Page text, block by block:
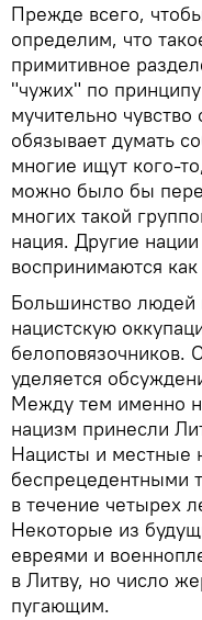
Прежде всего,
определим, что
примитивное
"чужих" по
мучительно
обязывает думать
многие ищут кого-
можно было бы
многих такой
нация. Другие
воспринимаются
Большинство людей
нацистскую
белоповязочников.
уделяется
Между тем именно
нацизм принесли
Нацисты и местные
беспрецедентными
в течение четырех
Некоторые из
евреями и
в Литву, но число
пугающим.